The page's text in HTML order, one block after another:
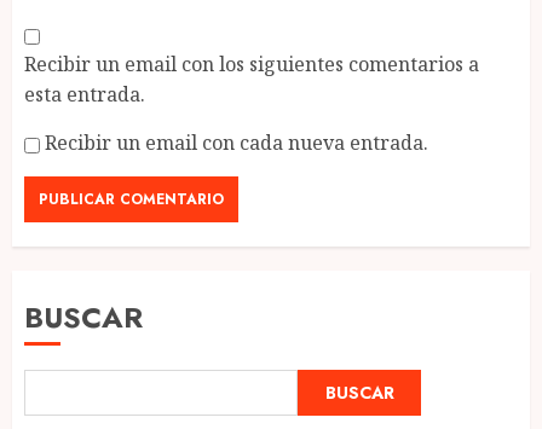
Recibir un email con los siguientes comentarios a
esta entrada.
Recibir un email con cada nueva entrada.
BUSCAR
BUSCAR